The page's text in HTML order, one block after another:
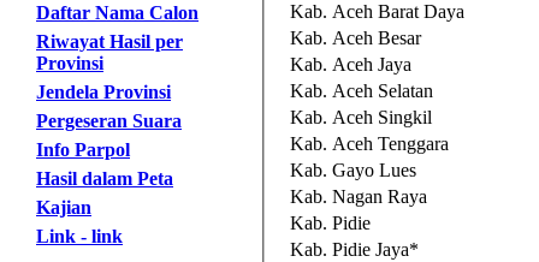
Daftar Nama Calon
Riwayat Hasil per
Provinsi
Jendela Provinsi
Pergeseran Suara
Info Parpol
Hasil dalam Peta
Kajian
Link - link
Kab. Aceh Barat Daya
Kab. Aceh Besar
Kab. Aceh Jaya
Kab. Aceh Selatan
Kab. Aceh Singkil
Kab. Aceh Tenggara
Kab. Gayo Lues
Kab. Nagan Raya
Kab. Pidie
Kab. Pidie Jaya*